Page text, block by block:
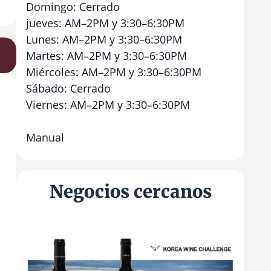
Domingo: Cerrado
jueves: AM–2PM y 3:30–6:30PM
Lunes: AM–2PM y 3:30–6:30PM
Martes: AM–2PM y 3:30–6:30PM
Miércoles: AM–2PM y 3:30–6:30PM
Sábado: Cerrado
Viernes: AM–2PM y 3:30–6:30PM
Manual
Negocios cercanos
M